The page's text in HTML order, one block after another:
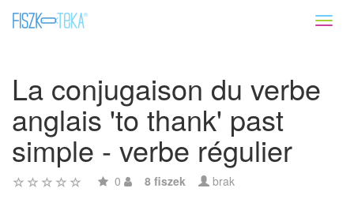
La conjugaison du verbe
anglais 'to thank' past
simple - verbe régulier
0 8 fiszek brak